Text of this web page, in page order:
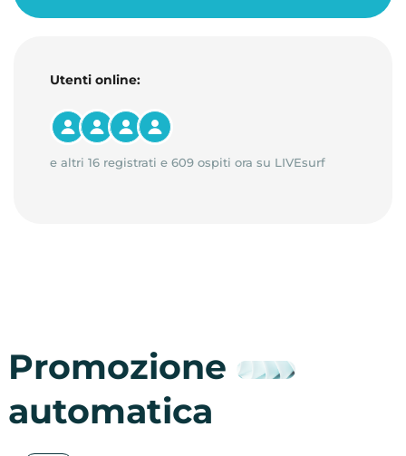
Utenti online:
e altri 16 registrati e 609 ospiti ora su LIVEsurf
Promozione
automatica